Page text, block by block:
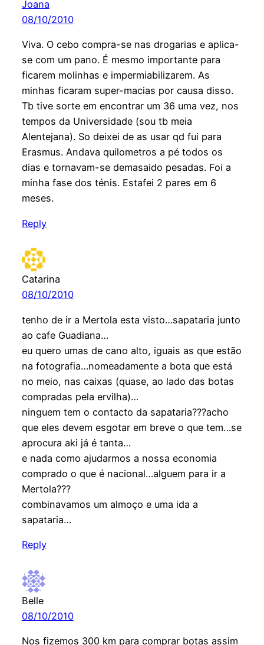
Joana
08/10/2010
Viva. O cebo compra-se nas drogarias e aplica-
se com um pano. É mesmo importante para
ficarem molinhas e impermiabilizarem. As
minhas ficaram super-macias por causa disso.
Tb tive sorte em encontrar um 36 uma vez, nos
tempos da Universidade (sou tb meia
Alentejana). So deixei de as usar qd fui para
Erasmus. Andava quilometros a pé todos os
dias e tornavam-se demasaido pesadas. Foi a
minha fase dos ténis. Estafei 2 pares em 6
meses.
Reply
Catarina
08/10/2010
tenho de ir a Mertola esta visto…sapataria junto
ao cafe Guadiana…
eu quero umas de cano alto, iguais as que estão
na fotografia…nomeadamente a bota que está
no meio, nas caixas (quase, ao lado das botas
compradas pela ervilha)…
ninguem tem o contacto da sapataria???acho
que eles devem esgotar em breve o que tem…se
aprocura aki já é tanta…
e nada como ajudarmos a nossa economia
comprado o que é nacional…alguem para ir a
Mertola???
combinavamos um almoço e uma ida a
sapataria…
Reply
Belle
08/10/2010
Nos fizemos 300 km para comprar botas assim